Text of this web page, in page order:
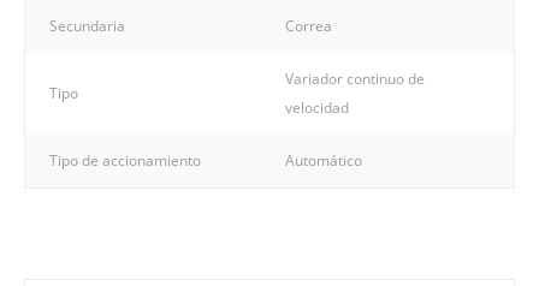
Secundaria Correa
Tipo
Variador continuo de
velocidad
Tipo de accionamiento Automático